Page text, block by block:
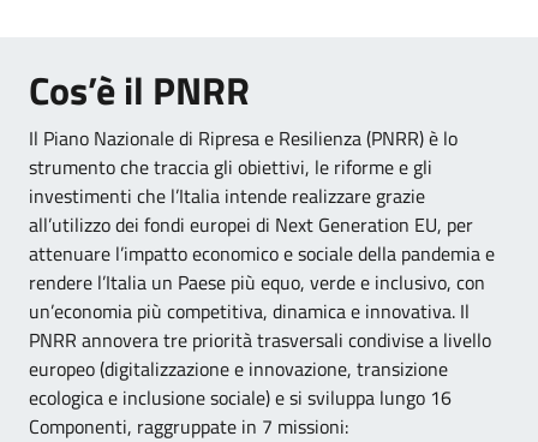
Cos’è il PNRR
Il Piano Nazionale di Ripresa e Resilienza (PNRR) è lo
strumento che traccia gli obiettivi, le riforme e gli
investimenti che l’Italia intende realizzare grazie
all’utilizzo dei fondi europei di Next Generation EU, per
attenuare l’impatto economico e sociale della pandemia e
rendere l’Italia un Paese più equo, verde e inclusivo, con
un’economia più competitiva, dinamica e innovativa. Il
PNRR annovera tre priorità trasversali condivise a livello
europeo (digitalizzazione e innovazione, transizione
ecologica e inclusione sociale) e si sviluppa lungo 16
Componenti, raggruppate in 7 missioni: